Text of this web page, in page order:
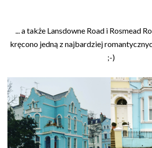
... a także Lansdowne Road i Rosmead
kręcono jedną z najbardziej
;-)